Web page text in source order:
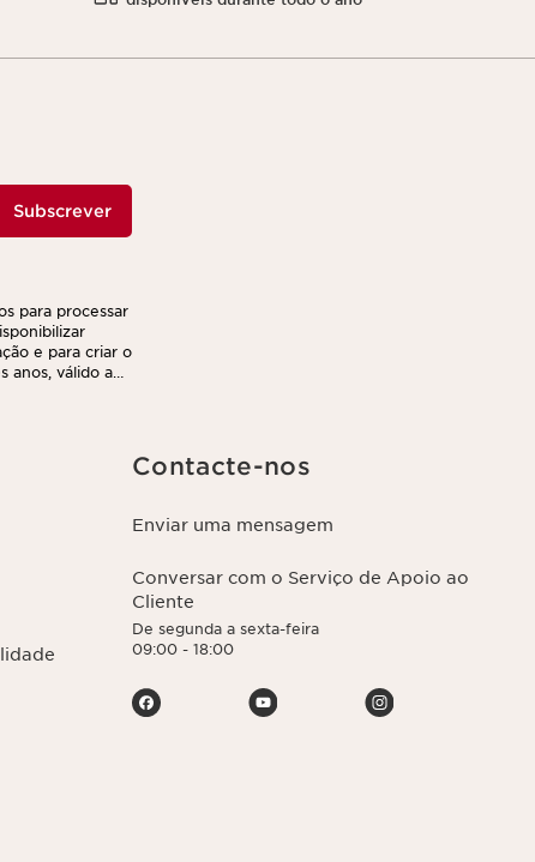
Subscrever
para processar
e para criar o
anos, válido a
e transferir as
Contacte-nos
Enviar uma mensagem
Conversar com o Serviço de Apoio ao
Cliente
De segunda a sexta-feira
09:00 - 18:00